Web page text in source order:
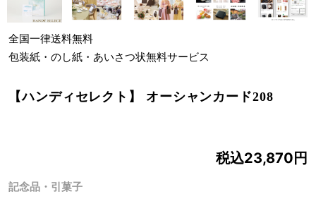
全国一律送料無料
包装紙・のし紙・あいさつ状無料サービス
【ハンディセレクト】 オーシャンカード208
記念品・引菓子
税込23,870円